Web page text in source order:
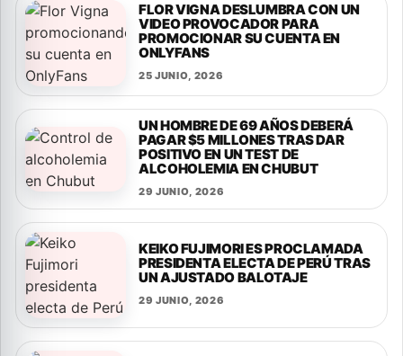
FLOR VIGNA DESLUMBRA CON UN
VIDEO PROVOCADOR PARA
PROMOCIONAR SU CUENTA EN
ONLYFANS
25 JUNIO, 2026
UN HOMBRE DE 69 AÑOS DEBERÁ
PAGAR $5 MILLONES TRAS DAR
POSITIVO EN UN TEST DE
ALCOHOLEMIA EN CHUBUT
29 JUNIO, 2026
KEIKO FUJIMORI ES PROCLAMADA
PRESIDENTA ELECTA DE PERÚ TRAS
UN AJUSTADO BALOTAJE
29 JUNIO, 2026